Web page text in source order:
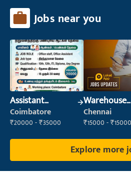
Jobs near you
Assistant
Manager
Coimbatore
₹20000 - ₹35000
Warehouse
Supervisor
(Warehouse &
Chennai
₹15000 - ₹15000
Explore more